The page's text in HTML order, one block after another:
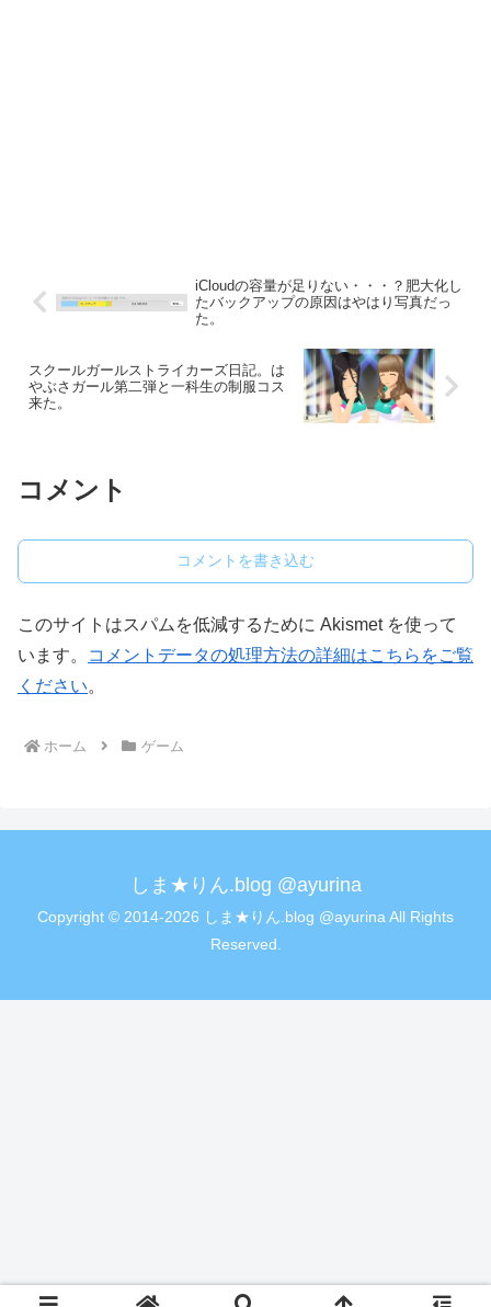
iCloudの容量が足りない・・・？肥大化し
たバックアップの原因はやはり写真だっ
た。
スクールガールストライカーズ日記。は
やぶさガール第二弾と一科生の制服コス
来た。
コメント
コメントを書き込む
このサイトはスパムを低減するために Akismet を使って
います。
コメントデータの処理方法の詳細はこちらをご覧
ください。
ホーム ゲーム
しま★りん.blog @ayurina
Copyright © 2014-2026 しま★りん.blog @ayurina All Rights
Reserved.